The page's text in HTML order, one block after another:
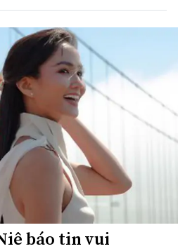
báo tin vui